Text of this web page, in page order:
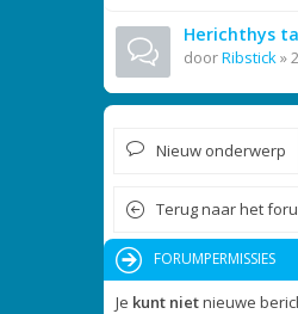
Herichthys
doorRibstick»
Nieuw onderwerp
Terug naar het
FORUMPERMISSIES
Je kunt nietnieuwe